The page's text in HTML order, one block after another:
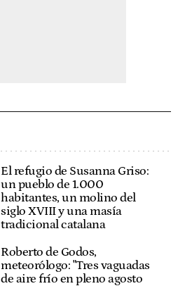
El refugio de Susanna Griso:
un pueblo de 1.000
habitantes, un molino del
siglo XVIII y una masía
tradicional catalana
Roberto de Godos,
meteorólogo: "Tres vaguadas
de aire frío en pleno agosto